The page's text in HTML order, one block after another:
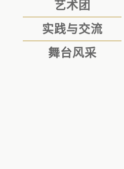
艺术团
实践与交流
舞台风采